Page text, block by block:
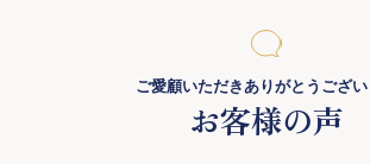
ご愛顧いただきありがとうござ
お客様の声